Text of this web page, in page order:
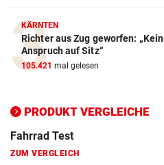
KÄRNTEN
Richter aus Zug geworfen: „Kein
Anspruch auf Sitz“
105.421 mal gelesen
PRODUKT VERGLEICHE
ZUM VERGLEICH
Elektro-Scooter Vergleich
ZUM VERGLEICH
ZUM VERGLEICH
Fahrrad Test
ZUM VERGLEICH